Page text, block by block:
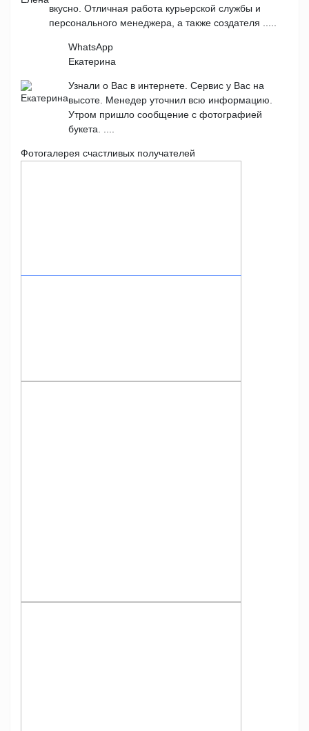
вкусно. Отличная работа курьерской службы и
персонального менеджера, а также создателя .....
WhatsApp
Екатерина
Узнали о Вас в интернете. Сервис у Вас на
высоте. Менедер уточнил всю информацию.
Утром пришло сообщение с фотографией
букета. ....
Фотогалерея счастливых получателей